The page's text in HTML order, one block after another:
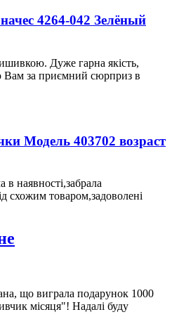
4264-042 Зелёный
Дуже гарна якість,
за приємний сюрприз в
Модель 403702 возраст
наявності,забрала
схожим товаром,задоволені
що виграла подарунок 1000
місяця"! Надалі буду